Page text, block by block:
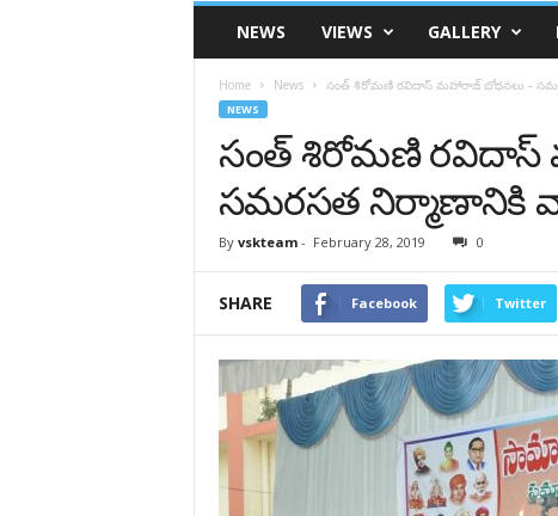
VSK
TelanganaNEWS VIEWS GALLERY
Home News సంత్ శిరోమణి రవిదాస్ మహారాజ్ బోధనలు –
NEWS
సంత్ శిరోమణి
సమరసత నిర్మాణానికి
By vskteam- February 28, 2019 0
SHARE Facebook Twitter